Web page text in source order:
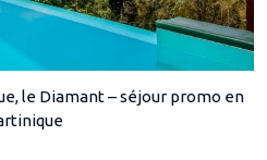
le Diamant – séjour promo en